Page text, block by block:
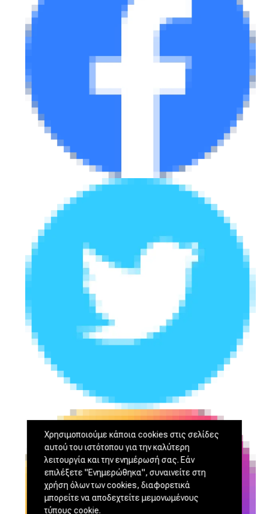
Χρησιμοποιούμε κάποια cookies στις σελίδες
αυτού του ιστότοπου για την καλύτερη
λειτουργία και την ενημέρωσή σας. Εάν
επιλέξετε "Ενημερώθηκα", συναινείτε στη
χρήση όλων των cookies, διαφορετικά
μπορείτε να αποδεχτείτε μεμονωμένους
τύπους cookie.